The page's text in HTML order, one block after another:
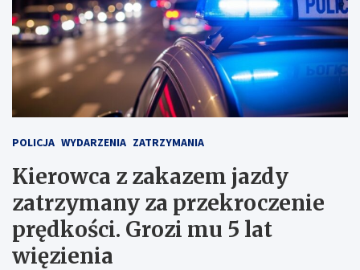
POLICJA WYDARZENIA ZATRZYMANIA
Kierowca z zakazem jazdy
zatrzymany za przekroczenie
prędkości. Grozi mu 5 lat
więzienia